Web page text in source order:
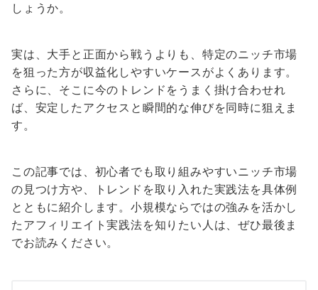
しょうか。
実は、大手と正面から戦うよりも、特定のニッチ市場
を狙った方が収益化しやすいケースがよくあります。
さらに、そこに今のトレンドをうまく掛け合わせれ
ば、安定したアクセスと瞬間的な伸びを同時に狙えま
す。
この記事では、初心者でも取り組みやすいニッチ市場
の見つけ方や、トレンドを取り入れた実践法を具体例
とともに紹介します。小規模ならではの強みを活かし
たアフィリエイト実践法を知りたい人は、ぜひ最後ま
でお読みください。